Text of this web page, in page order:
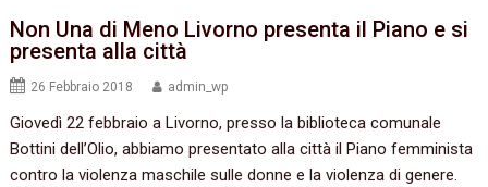
Non Una di Meno Livorno presenta il Piano e si
presenta alla città
26 Febbraio 2018 admin_wp
Giovedì 22 febbraio a Livorno, presso la biblioteca comunale
Bottini dell’Olio, abbiamo presentato alla città il Piano femminista
contro la violenza maschile sulle donne e la violenza di genere.